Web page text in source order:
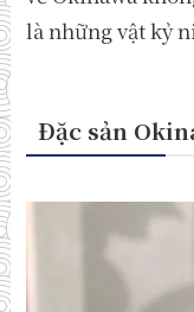
là những vật kỷ
Đặc sản